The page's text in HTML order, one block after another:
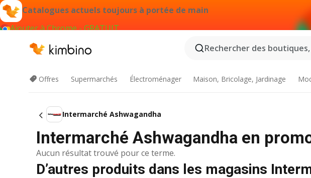
Catalogues actuels toujours à portée de main
Ajouter à Chrome - GRATUIT
Rechercher des
Offres Supermarchés Électroménager Maison, Bricolage, Jardinage
Intermarché Ashwagandha
Intermarché Ashwagandha en
Aucun résultat trouvé pour ce terme.
D’autres produits dans les magasins